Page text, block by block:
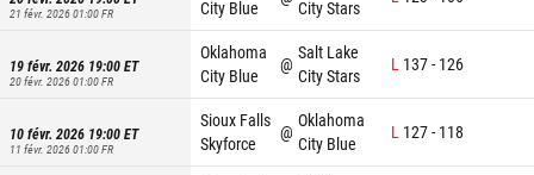
21 févr. 2026 01:00FR
City Blue
City Stars
19 févr. 2026 19:00ET
20 févr. 2026 01:00FR
Oklahoma
City Blue
@
Salt Lake
City Stars
L 137- 126
10 févr. 2026 19:00ET
11 févr. 2026 01:00FR
Sioux Falls
Skyforce
@
Oklahoma
City Blue
L 127- 118